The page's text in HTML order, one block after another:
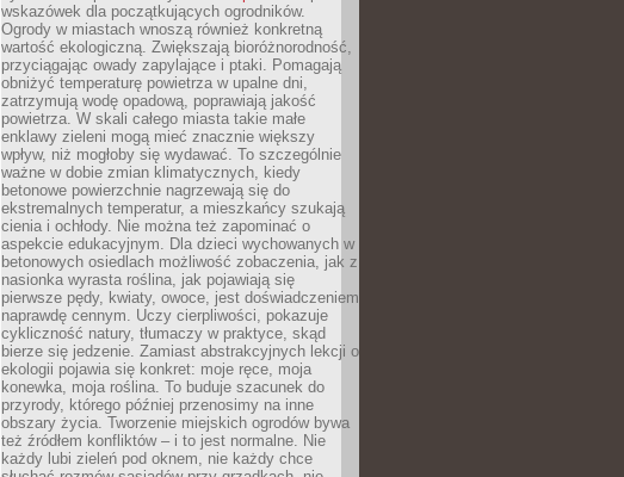
wskazówek dla początkujących ogrodników.
Ogrody w miastach wnoszą również konkretną
wartość ekologiczną. Zwiększają bioróżnorodność,
przyciągając owady zapylające i ptaki. Pomagają
obniżyć temperaturę powietrza w upalne dni,
zatrzymują wodę opadową, poprawiają jakość
powietrza. W skali całego miasta takie małe
enklawy zieleni mogą mieć znacznie większy
wpływ, niż mogłoby się wydawać. To szczególnie
ważne w dobie zmian klimatycznych, kiedy
betonowe powierzchnie nagrzewają się do
ekstremalnych temperatur, a mieszkańcy szukają
cienia i ochłody. Nie można też zapominać o
aspekcie edukacyjnym. Dla dzieci wychowanych w
betonowych osiedlach możliwość zobaczenia, jak z
nasionka wyrasta roślina, jak pojawiają się
pierwsze pędy, kwiaty, owoce, jest doświadczeniem
naprawdę cennym. Uczy cierpliwości, pokazuje
cykliczność natury, tłumaczy w praktyce, skąd
bierze się jedzenie. Zamiast abstrakcyjnych lekcji o
ekologii pojawia się konkret: moje ręce, moja
konewka, moja roślina. To buduje szacunek do
przyrody, którego później przenosimy na inne
obszary życia. Tworzenie miejskich ogrodów bywa
też źródłem konfliktów – i to jest normalne. Nie
każdy lubi zieleń pod oknem, nie każdy chce